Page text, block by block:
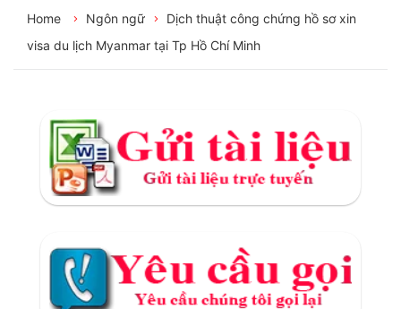
Home Ngôn ngữ
Dịch thuật công chứng hồ sơ xin
visa du lịch Myanmar tại Tp Hồ Chí Minh